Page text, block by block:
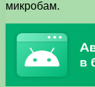
микробам.